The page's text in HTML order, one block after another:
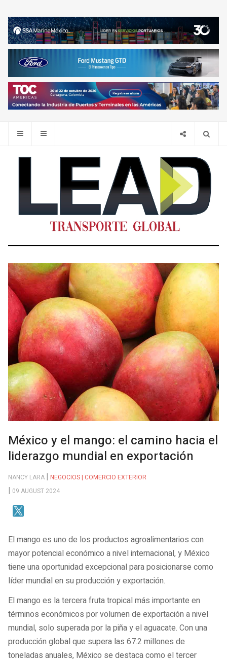
México y el mango: el camino hacia el
liderazgo mundial en exportación
NANCY LARA
NEGOCIOS | COMERCIO EXTERIOR
09 AUGUST 2024
El mango es uno de los productos agroalimentarios con
mayor potencial económico a nivel internacional, y México
tiene una oportunidad excepcional para posicionarse como
líder mundial en su producción y exportación.
El mango es la tercera fruta tropical más importante en
términos económicos por volumen de exportación a nivel
mundial, solo superada por la piña y el aguacate. Con una
producción global que supera las 67.2 millones de
toneladas anuales, México se destaca como el tercer